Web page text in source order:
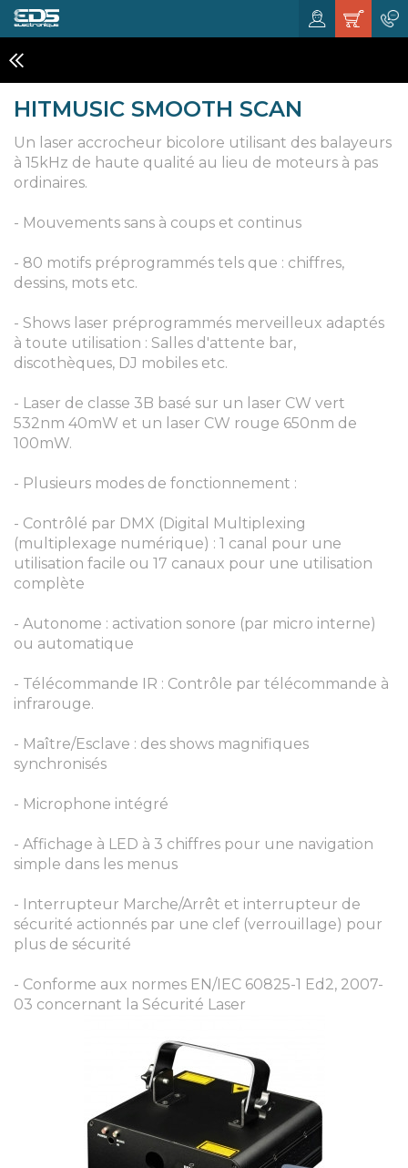
HITMUSIC SMOOTH SCAN
Un laser accrocheur bicolore utilisant des balayeurs
à 15kHz de haute qualité au lieu de moteurs à pas
ordinaires.
- Mouvements sans à coups et continus
- 80 motifs préprogrammés tels que : chiffres,
dessins, mots etc.
- Shows laser préprogrammés merveilleux adaptés
à toute utilisation : Salles d'attente bar,
discothèques, DJ mobiles etc.
- Laser de classe 3B basé sur un laser CW vert
532nm 40mW et un laser CW rouge 650nm de
100mW.
- Plusieurs modes de fonctionnement :
- Contrôlé par DMX (Digital Multiplexing
(multiplexage numérique) : 1 canal pour une
utilisation facile ou 17 canaux pour une utilisation
complète
- Autonome : activation sonore (par micro interne)
ou automatique
- Télécommande IR : Contrôle par télécommande à
infrarouge.
- Maître/Esclave : des shows magnifiques
synchronisés
- Microphone intégré
- Affichage à LED à 3 chiffres pour une navigation
simple dans les menus
- Interrupteur Marche/Arrêt et interrupteur de
sécurité actionnés par une clef (verrouillage) pour
plus de sécurité
- Conforme aux normes EN/IEC 60825-1 Ed2, 2007-
03 concernant la Sécurité Laser